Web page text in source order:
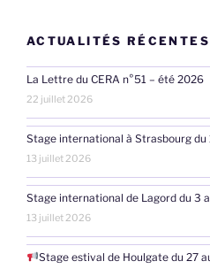
ACTUALITÉS RÉCENTES
La Lettre du CERA n°51 – été 2026
22 juillet 2026
Stage international à Strasbourg du
13 juillet 2026
Stage international de Lagord du 3
13 juillet 2026
Stage estival de Houlgate du 27